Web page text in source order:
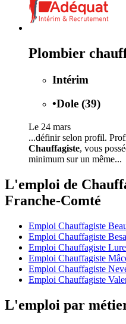
Plombier
Intérim
•Dole (39)
Le 24 mars
...définir selon profil.
Chauffagiste, vous
minimum sur un même...
L'emploi de
Franche-Comté
Emploi Chauffagiste
Emploi Chauffagiste
Emploi Chauffagiste Lure
Emploi Chauffagiste
Emploi Chauffagiste
Emploi Chauffagiste
L'emploi par